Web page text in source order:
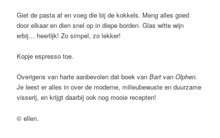
Giet de pasta af en voeg die bij de kokkels. Meng alles goed
door elkaar en dien snel op in diepe borden. Glas witte wijn
erbij… heerlijk! Zo simpel, zo lekker!
Kopje espresso toe.
Overigens van harte aanbevolen dat boek vanBart van Olphen.
Je leest er alles in over de moderne, milieubewuste en duurzame
visserij, en krijgt daarbij ook nog mooie recepten!
© ellen.